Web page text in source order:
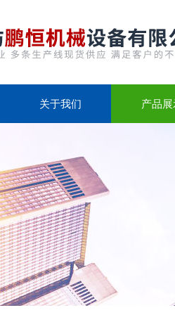
关于我们 产品